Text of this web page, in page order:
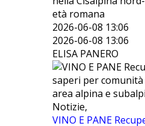
età romana
2026-06-08 13:06
2026-06-08 13:06
ELISA PANERO
Notizie,
VINO E PANE